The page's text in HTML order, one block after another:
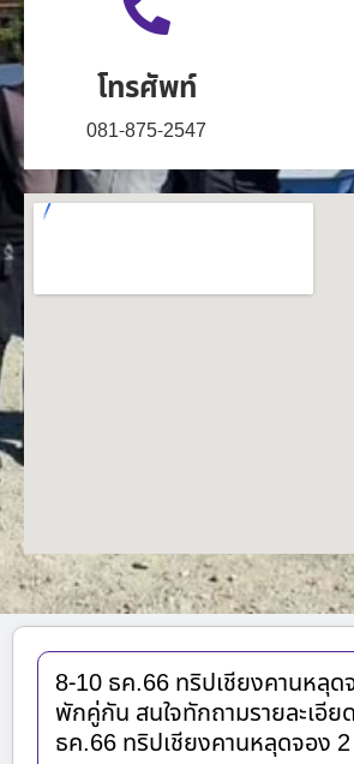
โทรศัพท์
081-875-2547
8-10 ธค.66 ทริปเชียงคานหลุ
พักคู่กัน สนใจทักถามรายละเอีย
ธค.66 ทริปเชียงคานหลุดจอง